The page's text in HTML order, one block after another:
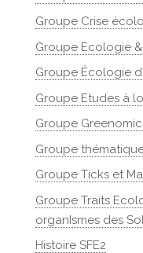
Groupe Crise
Groupe Ecologie
Groupe Écologie
Groupe Etudes à
Groupe
Groupe
Groupe Ticks et
Groupe Traits
organIsmes des
Histoire SFE2